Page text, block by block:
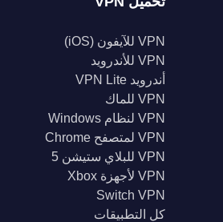
VPN للآيفون (iOS)
VPN للأندرويد
أندرويد VPN Lite
VPN للماك
VPN لنظام Windows
VPN لمتصفح Chrome
VPN للبلاي ستيشن 5
VPN لأجهزة Xbox
Switch VPN
كل التطبيقات